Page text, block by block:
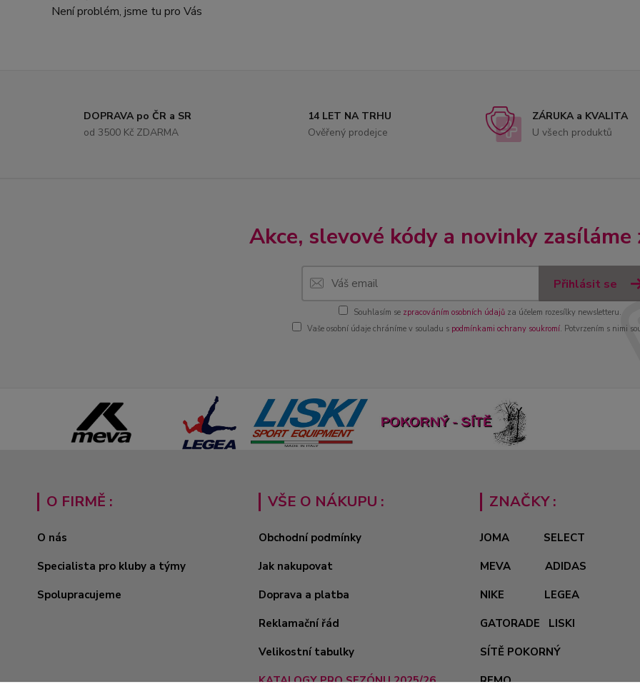
Není problém, jsme tu pro Vás
DOPRAVA po ČR a SR
od 3500 Kč ZDARMA
14 LET NA TRHU
Ověřený prodejce
ZÁRUKA a KVALITA
U všech produktů
Akce, slevové kódy a novinky zasíláme
Přihlásit se
Souhlasím se zpracováním osobních údajů za účelem rozesílky newsletteru.
Vaše osobní údaje chráníme v souladu s podmínkami ochrany soukromí. Potvrzením s nimi
O FIRMĚ :
O nás
Specialista pro kluby a týmy
Spolupracujeme
VŠE O NÁKUPU :
Obchodní podmínky
Jak nakupovat
Doprava a platba
Reklamační řád
Velikostní tabulky
KATALOGY PRO SEZÓNU 2025/26
ZNAČKY :
JOMA
SELECT
MEVA
ADIDAS
NIKE
LEGEA
GATORADE
LISKI
SÍTĚ POKORNÝ
REMO